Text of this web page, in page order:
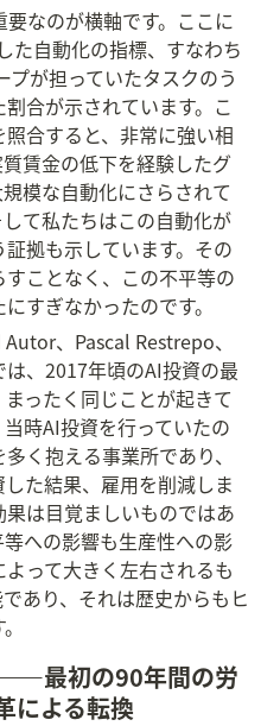
要なのが横軸です。ここに
た自動化の指標、すなわち
が担っていたタスクのう
合が示されています。こ
合すると、非常に強い相
賃金の低下を経験したグ
模な自動化にさらされて
て私たちはこの自動化が
拠も示しています。その
ことなく、この不平等の
すぎなかったのです。
、Pascal Restrepo、
、2017年頃のAI投資の最
ったく同じことが起きて
時AI投資を行っていたの
く抱える事業所であり、
た結果、雇用を削減しま
は目覚ましいものではあ
への影響も生産性への影
って大きく左右されるも
あり、それは歴史からもヒ
最初の90年間の労
による転換